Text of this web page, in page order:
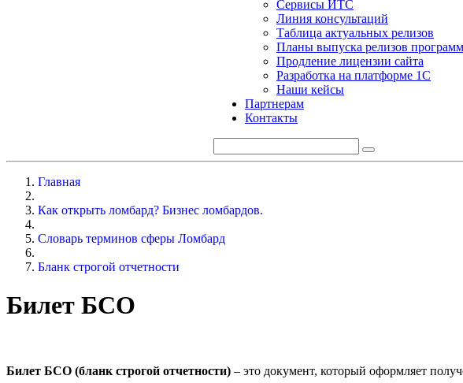
Сервисы ИТС
Линия консультаций
Таблица актуальных релизов
Планы выпуска релизов программ
Продление лицензии сайта
Разработка на платформе 1С
Наши кейсы
Партнерам
Контакты
Главная
Как открыть ломбард? Бизнес ломбардов.
Словарь терминов сферы Ломбард
Бланк строгой отчетности
Билет БСО
Билет БСО (бланк строгой отчетности) – это документ, который оформляет